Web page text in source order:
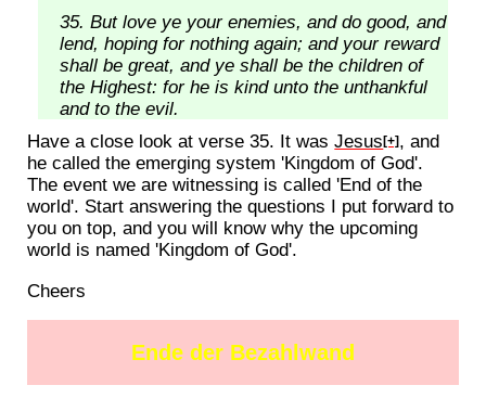
But love ye your enemies, and do good, and
lend, hoping for nothing again; and your reward
shall be great, and ye shall be the children of
the Highest: for he is kind unto the unthankful
and to the evil.
Have a close look at verse 35. It wasJesus[+] , and
he called the emerging system 'Kingdom of God'.
The event we are witnessing is called 'End of the
world'. Start answering the questions I put forward to
you on top, and you will know why the upcoming
world is named 'Kingdom of God'.
Cheers
Ende der Bezahlwand